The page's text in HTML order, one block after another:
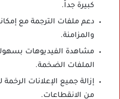
كبيرة جداً.
دعم ملفات الترجمة مع
والمزامنة.
مشاهدة الفيديوهات
الملفات الضخمة.
إزالة جميع الإعلانات
من الانقطاعات.